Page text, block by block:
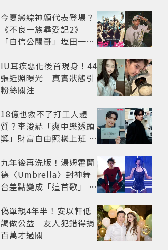
今夏戀綜神顏代表登場？
《不良一族尋愛記2》
「自信公關哥」塩田一馬
老闆
IU耳疾惡化後首現身！44
張近照曝光 真實狀態引
粉絲關注
18億也救不了打工人體
質？李浚赫「爽中樂透頭
獎」財富自由照樣上班 西
九年後再洗版！湯姆霍蘭
德〈Umbrella〉封神舞
台差點變成「這首歌」 造
開
偽單親4年半！安以軒低
調做公益 友人犯錯得捐
百萬才過關